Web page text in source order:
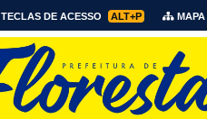
TECLAS DE ACESSO ALT+P